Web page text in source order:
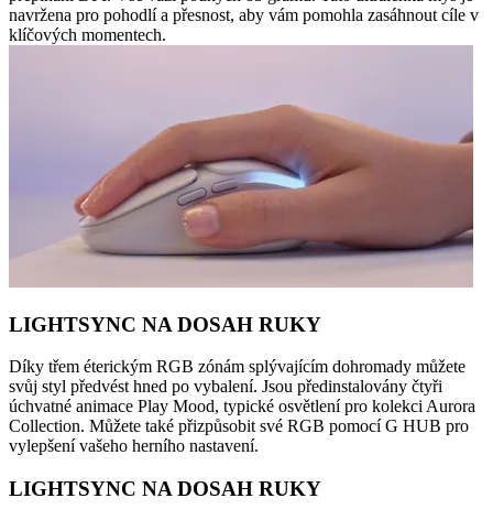
navržena pro pohodlí a přesnost, aby vám pomohla zasáhnout cíle v
klíčových momentech.
LIGHTSYNC NA DOSAH RUKY
Díky třem éterickým RGB zónám splývajícím dohromady můžete
svůj styl předvést hned po vybalení. Jsou předinstalovány čtyři
úchvatné animace Play Mood, typické osvětlení pro kolekci Aurora
Collection. Můžete také přizpůsobit své RGB pomocí G HUB pro
vylepšení vašeho herního nastavení.
LIGHTSYNC NA DOSAH RUKY